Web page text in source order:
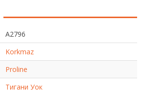
A2796
Korkmaz
Proline
Тигани Уок